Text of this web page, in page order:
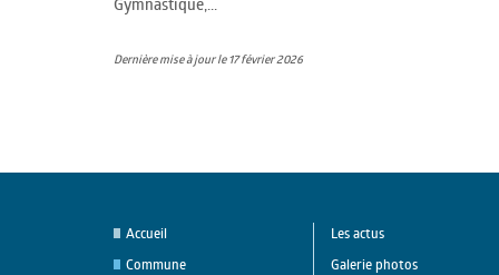
Dernière mise à jour le 17 février 2026
Accueil
Commune
Les actus
Galerie photos